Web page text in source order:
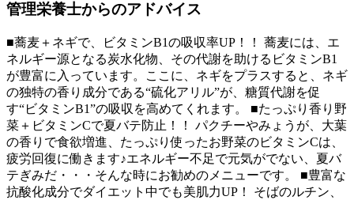
管理栄養士からのアドバイス
■蕎麦＋ネギで、ビタミンB1の吸収率UP！！ 蕎麦には、エ
ネルギー源となる炭水化物、その代謝を助けるビタミンB1
が豊富に入っています。ここに、ネギをプラスすると、ネギ
の独特の香り成分である“硫化アリル”が、糖質代謝を促
す“ビタミンB1”の吸収を高めてくれます。 ■たっぷり香り野
菜＋ビタミンCで夏バテ防止！！ パクチーやみょうが、大葉
の香りで食欲増進、たっぷり使ったお野菜のビタミンCは、
疲労回復に働きます♪エネルギー不足で元気がでない、夏バ
テぎみだ・・・そんな時にお勧めのメニューです。 ■豊富な
抗酸化成分でダイエット中でも美肌力UP！ そばのルチン、